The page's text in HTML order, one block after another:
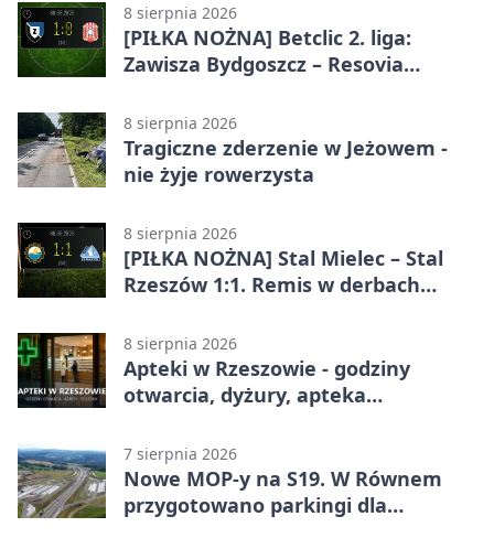
8 sierpnia 2026
[PIŁKA NOŻNA] Betclic 2. liga:
Zawisza Bydgoszcz – Resovia
pierwszym zwycięstwem
8 sierpnia 2026
Tragiczne zderzenie w Jeżowem -
nie żyje rowerzysta
8 sierpnia 2026
[PIŁKA NOŻNA] Stal Mielec – Stal
Rzeszów 1:1. Remis w derbach
8 sierpnia 2026
Apteki w Rzeszowie - godziny
otwarcia, dyżury, apteka
7 sierpnia 2026
Nowe MOP-y na S19. W Równem
przygotowano parkingi dla